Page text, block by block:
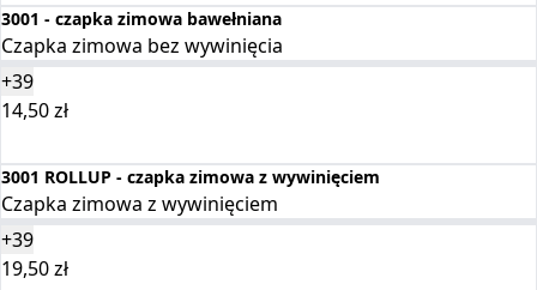
3001 - czapka zimowa bawełniana
Czapka zimowa bez wywinięcia
+39
14,50zł
3001 ROLLUP - czapka zimowa z wywinięciem
Czapka zimowa z wywinięciem
+39
19,50zł